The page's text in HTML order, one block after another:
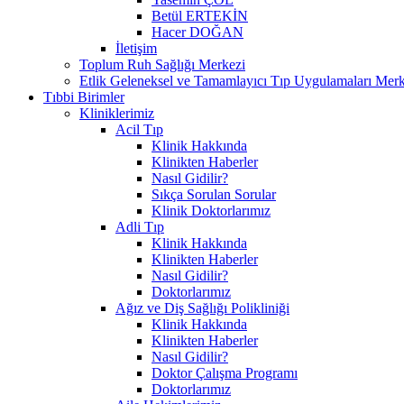
Betül ERTEKİN
Hacer DOĞAN
İletişim
Toplum Ruh Sağlığı Merkezi
Etlik Geleneksel ve Tamamlayıcı Tıp Uygulamaları
Tıbbi Birimler
Kliniklerimiz
Acil Tıp
Klinik Hakkında
Klinikten Haberler
Nasıl Gidilir?
Sıkça Sorulan Sorular
Klinik Doktorlarımız
Adli Tıp
Klinik Hakkında
Klinikten Haberler
Nasıl Gidilir?
Doktorlarımız
Ağız ve Diş Sağlığı Polikliniği
Klinik Hakkında
Klinikten Haberler
Nasıl Gidilir?
Doktor Çalışma Programı
Doktorlarımız